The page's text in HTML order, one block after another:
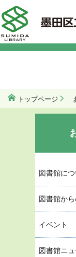
トップページ
図書館につ
図書館か
イベント
図書館ニュ